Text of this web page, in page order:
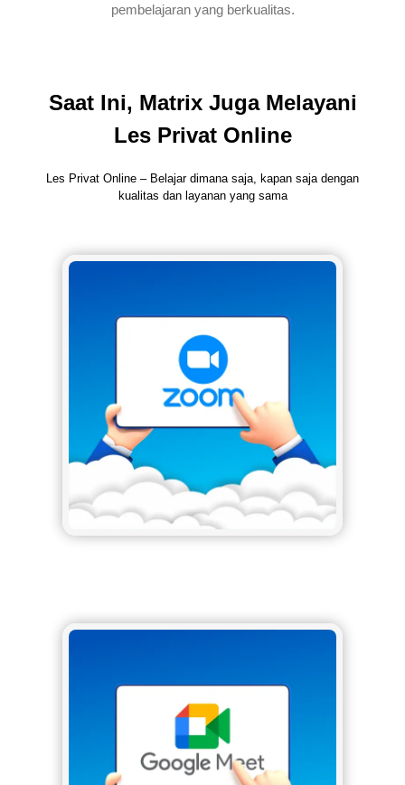
pembelajaran yang berkualitas.
Saat Ini, Matrix Juga Melayani
Les Privat Online
Les Privat Online – Belajar dimana saja, kapan saja dengan
kualitas dan layanan yang sama